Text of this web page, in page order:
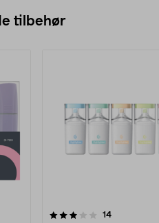
tilbehør
14anmeldelser
3.5av 5 stjerner